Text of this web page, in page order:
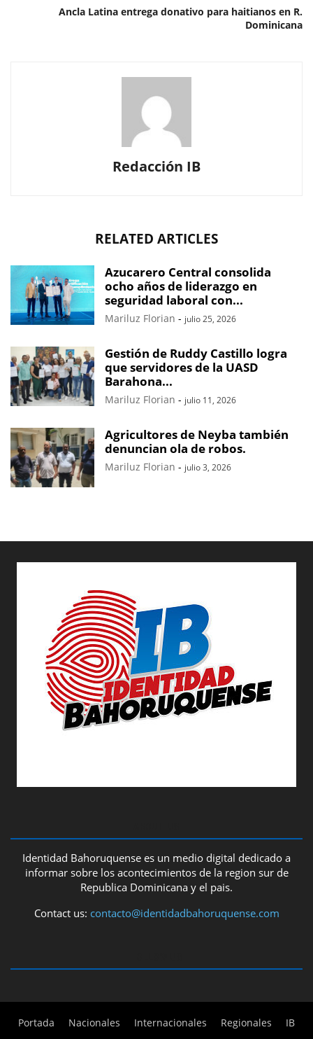
Ancla Latina entrega donativo para haitianos en R.
Dominicana
Redacción IB
RELATED ARTICLES
Azucarero Central consolida
ocho años de liderazgo en
seguridad laboral con...
Mariluz Florian - julio 25, 2026
Gestión de Ruddy Castillo logra
que servidores de la UASD
Barahona...
Mariluz Florian - julio 11, 2026
Agricultores de Neyba también
denuncian ola de robos.
Mariluz Florian - julio 3, 2026
Identidad Bahoruquense es un medio digital dedicado a
informar sobre los acontecimientos de la region sur de
Republica Dominicana y el pais.
Contact us: contacto@identidadbahoruquense.com
Portada Nacionales Internacionales Regionales IB